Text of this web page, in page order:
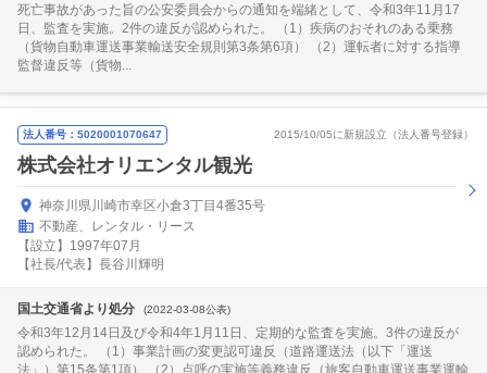
死亡事故があった旨の公安委員会からの通知を端緒として、令和3年11月17
日、監査を実施。2件の違反が認められた。 （1）疾病のおそれのある乗務
（貨物自動車運送事業輸送安全規則第3条第6項） （2）運転者に対する指導
監督違反等（貨物...
法人番号：5020001070647 2015/10/05に新規設立（法人番号登録）
株式会社オリエンタル観光
神奈川県川崎市幸区小倉3丁目4番35号
不動産、レンタル・リース
【設立】1997年07月
【社長/代表】長谷川輝明
国土交通省より処分 (2022-03-08公表)
令和3年12月14日及び令和4年1月11日、定期的な監査を実施。3件の違反が
認められた。 （1）事業計画の変更認可違反（道路運送法（以下「運送
法」）第15条第1項） （2）点呼の実施等義務違反（旅客自動車運送事業運輸